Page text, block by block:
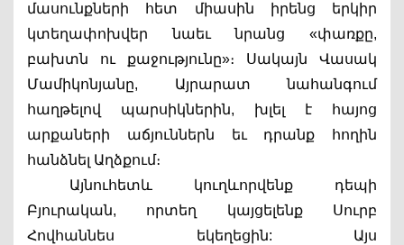
մասունքների հետ միասին իրենց երկիր
կտեղափոխվեր նաեւ նրանց «փառքը,
բախտն ու քաջությունը»։ Սակայն Վասակ
Մամիկոնյանը, Այրարատ նահանգում
հաղթելով պարսիկներին, խլել է հայոց
արքաների աճյուններն եւ դրանք հողին
հանձնել Աղձքում։
Այնուհետև կուղևորվենք դեպի
Բյուրական, որտեղ կայցելենք Սուրբ
Հովհաննես եկեղեցին: Այս